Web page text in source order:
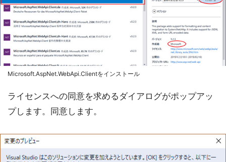
Microsoft.AspNet.WebApi.Clientをインストール
ライセンスへの同意を求めるダイアログがポップアッ
プします。同意します。